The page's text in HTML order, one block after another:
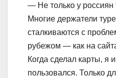
— Не только у россиян
Многие держатели
сталкиваются с
рубежом — как на
Когда сделал карты, я
пользовался. Только